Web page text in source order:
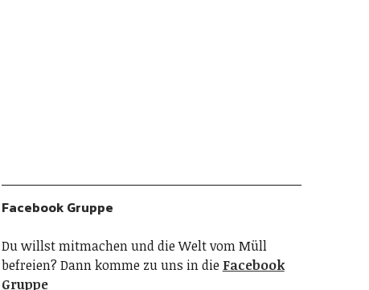
Facebook Gruppe
Du willst mitmachen und die Welt vom Müll
befreien? Dann komme zu uns in die Facebook
Gruppe